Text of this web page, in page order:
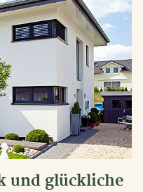
und glückliche